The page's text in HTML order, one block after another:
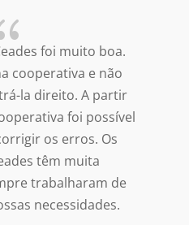
{
à Cooperfrutos através
nos trazendo um
grande transformação
cooperativa. Sou grata a
por nos mostrar
O Ceades é uma
para mim e toda a